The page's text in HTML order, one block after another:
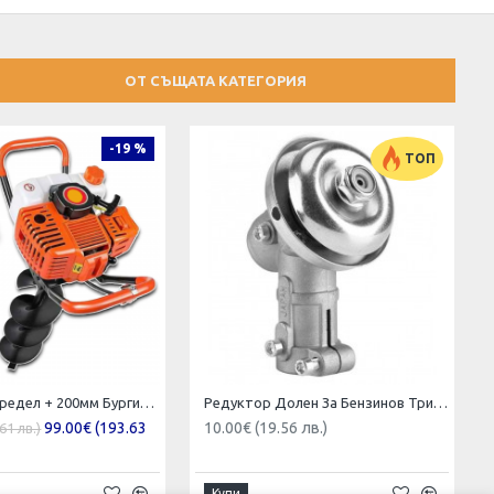
ОТ СЪЩАТА КАТЕГОРИЯ
-19 %
Бензинов Свредел + 200мм Бургия ТАЙГА 74cc Кубика Моторен Свредел (Свредло) за земя
лв.) 99.00€ (193.63
ТОП
Редуктор Долен За Бензинов Тример (Храсторез, Косачка)
10.00€ (19.56 лв.)